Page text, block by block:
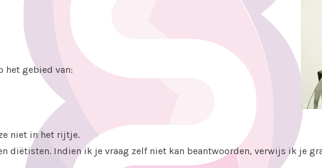
het gebied van:
niet in het rijtje.
diëtisten. Indien ik je vraag zelf niet kan beantwoorden, verwijs ik je